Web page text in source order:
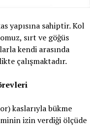
yapısına sahiptir. Kol
sırt ve göğüs
kendi arasında
çalışmaktadır.
kaslarıyla bükme
izin verdiği ölçüde